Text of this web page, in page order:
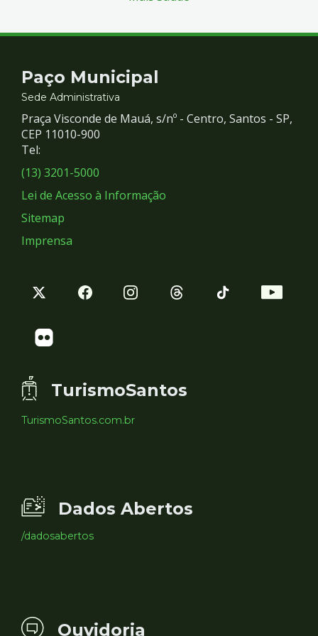
Contato
e
Redes
Sociais
Paço Municipal
Sede Administrativa
Praça Visconde de Mauá, s/nº - Centro, Santos - SP,
CEP 11010-900
Tel:
(13) 3201-5000
Lei de Acesso à Informação
Sitemap
Imprensa
TurismoSantos
TurismoSantos.com.br
Dados Abertos
/dadosabertos
Ouvidoria